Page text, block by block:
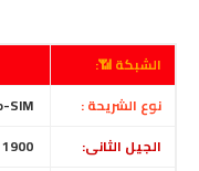
الشبكة 📶:
نوع الشريحة :
الجيل الثانى: